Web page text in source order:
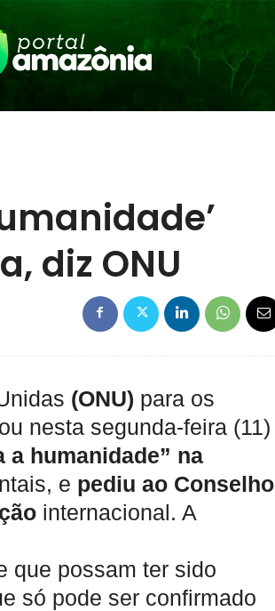
diz ONU
(ONU) para os
nesta segunda-feira (11)
humanidade” na
e pediu ao Conselho
internacional. A
que possam ter sido
só pode ser confirmado